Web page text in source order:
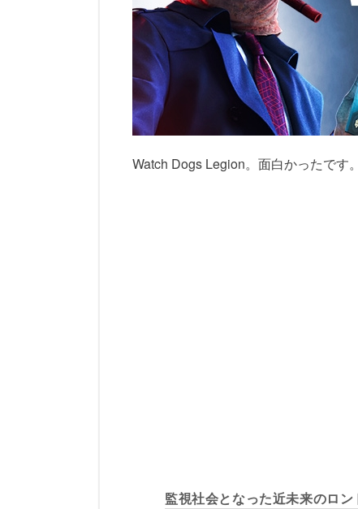
Watch Dogs Legion。面白かったです
監視社会となった近未来のロン